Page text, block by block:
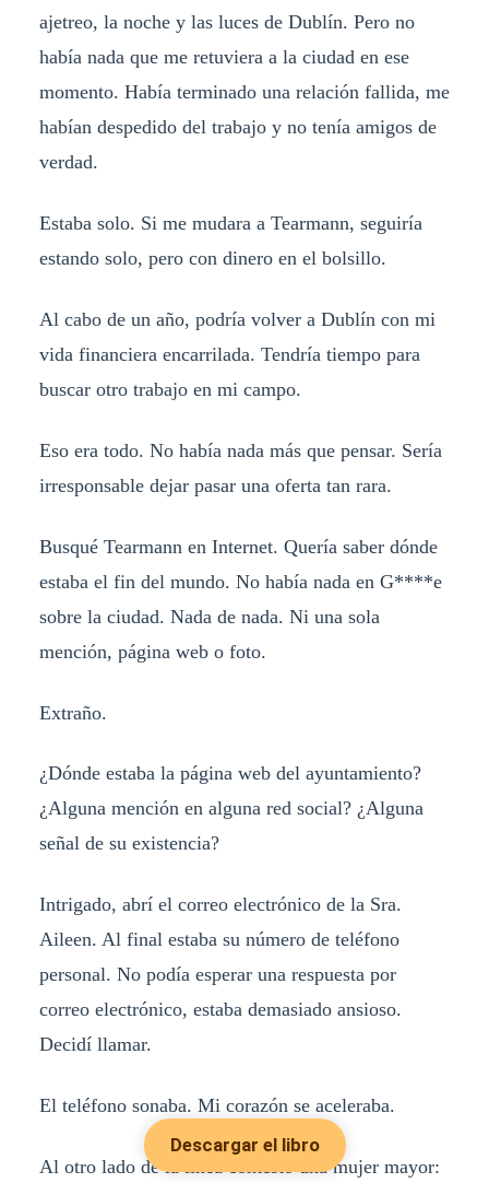
ajetreo, la noche y las luces de Dublín. Pero no
había nada que me retuviera a la ciudad en ese
momento. Había terminado una relación fallida, me
habían despedido del trabajo y no tenía amigos de
verdad.
Estaba solo. Si me mudara a Tearmann, seguiría
estando solo, pero con dinero en el bolsillo.
Al cabo de un año, podría volver a Dublín con mi
vida financiera encarrilada. Tendría tiempo para
buscar otro trabajo en mi campo.
Eso era todo. No había nada más que pensar. Sería
irresponsable dejar pasar una oferta tan rara.
Busqué Tearmann en Internet. Quería saber dónde
estaba el fin del mundo. No había nada en G****e
sobre la ciudad. Nada de nada. Ni una sola
mención, página web o foto.
Extraño.
¿Dónde estaba la página web del ayuntamiento?
¿Alguna mención en alguna red social? ¿Alguna
señal de su existencia?
Intrigado, abrí el correo electrónico de la Sra.
Aileen. Al final estaba su número de teléfono
personal. No podía esperar una respuesta por
correo electrónico, estaba demasiado ansioso.
Decidí llamar.
El teléfono sonaba. Mi corazón se aceleraba.
Al otro lado de la línea contestó una mujer mayor:
Descargar el libro